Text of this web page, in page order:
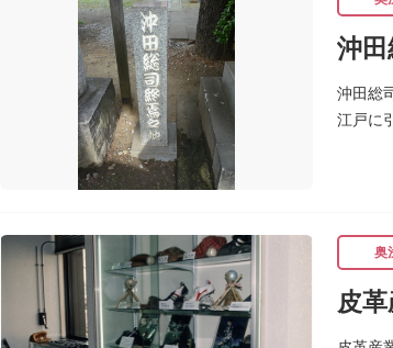
沖
沖田総
江戸に
奥
皮